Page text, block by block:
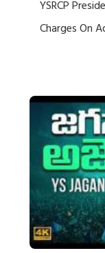
YSRCP
Charges On